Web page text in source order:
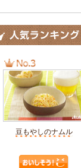
豆もやしのナムル